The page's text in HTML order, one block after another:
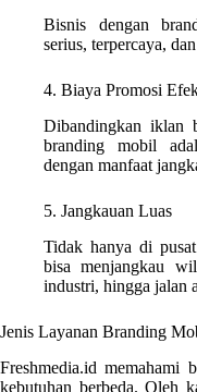
Bisnis dengan
serius, terpercaya,
4. Biaya Promosi
Dibandingkan iklan
branding mobil
dengan manfaat
5. Jangkauan Luas
Tidak hanya di
bisa menjangkau
industri, hingga jalan
Jenis Layanan Branding
Freshmedia.id memahami
kebutuhan berbeda. Oleh